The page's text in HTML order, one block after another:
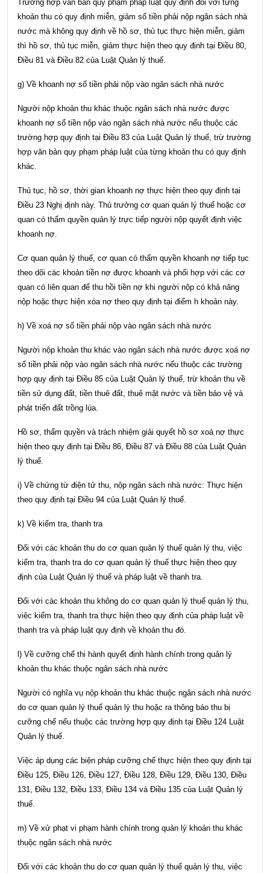
Trường hợp văn bản quy phạm pháp luật quy định đối với từng
khoản thu có quy định miễn, giảm số tiền phải nộp ngân sách nhà
nước mà không quy định về hồ sơ, thủ tục thực hiện miễn, giảm
thì hồ sơ, thủ tục miễn, giảm thực hiện theo quy định tại Điều 80,
Điều 81 và Điều 82 của Luật Quản lý thuế.
g) Về khoanh nợ số tiền phải nộp vào ngân sách nhà nước
Người nộp khoản thu khác thuộc ngân sách nhà nước được
khoanh nợ số tiền nộp vào ngân sách nhà nước nếu thuộc các
trường hợp quy định tại Điều 83 của Luật Quản lý thuế, trừ trường
hợp văn bản quy phạm pháp luật của từng khoản thu có quy định
khác.
Thủ tục, hồ sơ, thời gian khoanh nợ thực hiện theo quy định tại
Điều 23 Nghị định này. Thủ trưởng cơ quan quản lý thuế hoặc cơ
quan có thẩm quyền quản lý trực tiếp người nộp quyết định việc
khoanh nợ.
Cơ quan quản lý thuế, cơ quan có thẩm quyền khoanh nợ tiếp tục
theo dõi các khoản tiền nợ được khoanh và phối hợp với các cơ
quan có liên quan để thu hồi tiền nợ khi người nộp có khả năng
nộp hoặc thực hiện xóa nợ theo quy định tại điểm h khoản này.
h) Về xoá nợ số tiền phải nộp vào ngân sách nhà nước
Người nộp khoản thu khác vào ngân sách nhà nước được xoá nợ
số tiền phải nộp vào ngân sách nhà nước nếu thuộc các trường
hợp quy định tại Điều 85 của Luật Quản lý thuế, trừ khoản thu về
tiền sử dụng đất, tiền thuê đất, thuê mặt nước và tiền bảo vệ và
phát triển đất trồng lúa.
Hồ sơ, thẩm quyền và trách nhiệm giải quyết hồ sơ xoá nợ thực
hiện theo quy định tại Điều 86, Điều 87 và Điều 88 của Luật Quản
lý thuế.
i) Về chứng từ điện tử thu, nộp ngân sách nhà nước: Thực hiện
theo quy định tại Điều 94 của Luật Quản lý thuế.
k) Về kiểm tra, thanh tra
Đối với các khoản thu do cơ quan quản lý thuế quản lý thu, việc
kiểm tra, thanh tra do cơ quan quản lý thuế thực hiện theo quy
định của Luật Quản lý thuế và pháp luật về thanh tra.
Đối với các khoản thu không do cơ quan quản lý thuế quản lý thu,
việc kiểm tra, thanh tra thực hiện theo quy định của pháp luật về
thanh tra và pháp luật quy định về khoản thu đó.
l) Về cưỡng chế thi hành quyết định hành chính trong quản lý
khoản thu khác thuộc ngân sách nhà nước
Người có nghĩa vụ nộp khoản thu khác thuộc ngân sách nhà nước
do cơ quan quản lý thuế quản lý thu hoặc ra thông báo thu bị
cưỡng chế nếu thuộc các trường hợp quy định tại Điều 124 Luật
Quản lý thuế.
Việc áp dụng các biện pháp cưỡng chế thực hiện theo quy định tại
Điều 125, Điều 126, Điều 127, Điều 128, Điều 129, Điều 130, Điều
131, Điều 132, Điều 133, Điều 134 và Điều 135 của Luật Quản lý
thuế.
m) Về xử phạt vi phạm hành chính trong quản lý khoản thu khác
thuộc ngân sách nhà nước
Đối với các khoản thu do cơ quan quản lý thuế quản lý thu, việc